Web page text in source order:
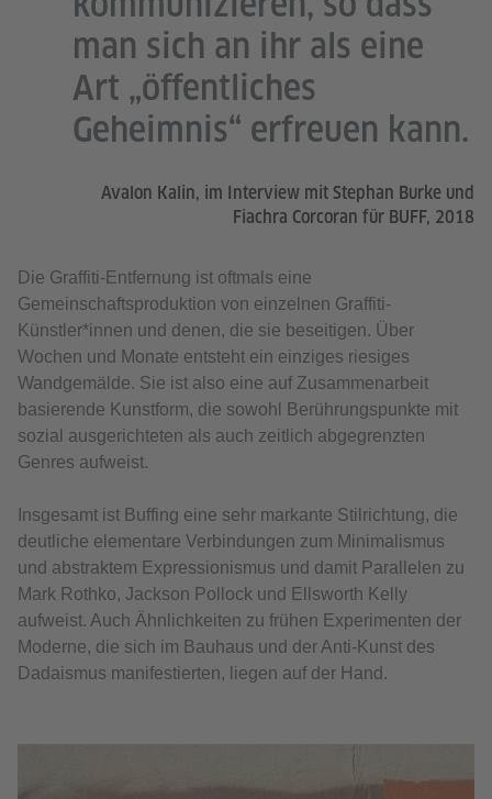
man sich an ihr als eine
Art „öffentliches
Geheimnis“ erfreuen kann.
Avalon Kalin, im Interview mit Stephan Burke und
Fiachra Corcoran für BUFF, 2018
Die Graffiti-Entfernung ist oftmals eine
Gemeinschaftsproduktion von einzelnen Graffiti-
Künstler*innen und denen, die sie beseitigen. Über
Wochen und Monate entsteht ein einziges riesiges
Wandgemälde. Sie ist also eine auf Zusammenarbeit
basierende Kunstform, die sowohl Berührungspunkte mit
sozial ausgerichteten als auch zeitlich abgegrenzten
Genres aufweist.
Insgesamt ist Buffing eine sehr markante Stilrichtung, die
deutliche elementare Verbindungen zum Minimalismus
und abstraktem Expressionismus und damit Parallelen zu
Mark Rothko, Jackson Pollock und Ellsworth Kelly
aufweist. Auch Ähnlichkeiten zu frühen Experimenten der
Moderne, die sich im Bauhaus und der Anti-Kunst des
Dadaismus manifestierten, liegen auf der Hand.